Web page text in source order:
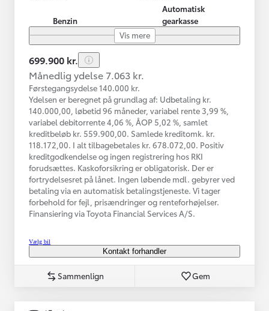
Benzin
Automatisk
gearkasse
Vis mere
699.900 kr.
Månedlig ydelse 7.063 kr.
Førstegangsydelse 140.000 kr.
Ydelsen er beregnet på grundlag af: Udbetaling kr.
140.000,00, løbetid 96 måneder, variabel rente 3,99 %,
variabel debitorrente 4,06 %, ÅOP 5,02 %, samlet
kreditbeløb kr. 559.900,00. Samlede kreditomk. kr.
118.172,00. I alt tilbagebetales kr. 678.072,00. Positiv
kreditgodkendelse og ingen registrering hos RKI
forudsættes. Kaskoforsikring er obligatorisk. Der er
fortrydelsesret på lånet. Ingen løbende mdl. gebyrer ved
betaling via en automatisk betalingstjeneste. Vi tager
forbehold for fejl, prisændringer og renteforhøjelser.
Finansiering via Toyota Financial Services A/S.
Vælg bil
Kontakt forhandler
Sammenlign Gem